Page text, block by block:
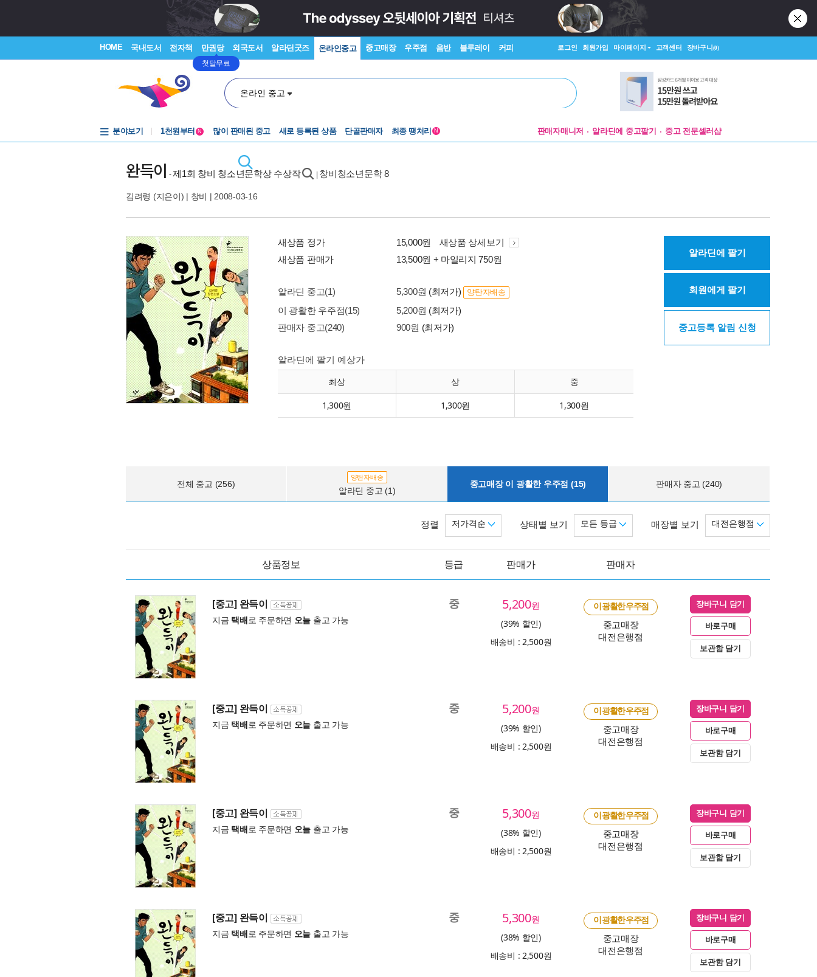
HOME 국내도서 전자책 만권당
첫달무료
외국도서 알라딘굿즈 온라인중고 중고매장 우주점 음반 블루레이 커피 로그인 회원가입 마이페이지 고객센터 장바구니(0)
온라인 중고
분야보기
1천원부터
N 많이 판매된 중고 새로 등록된 상품 단골판매자 최종 땡처리 N 판매자매니저 알라딘에 중고팔기 중고 전문셀러샵
완득이 -제1회 창비 청소년문학상 수상작 창비청소년문학 8
김려령 (지은이) | 창비 | 2008-03-16
새상품 정가 15,000원
새상품 상세보기
새상품 판매가
13,500원 + 마일리지 750원
알라딘 중고(1) 5,300원 (최저가) 양탄자배송
이 광활한 우주점(15) 5,200원 (최저가)
판매자 중고(240)
900원 (최저가)
알라딘에 팔기 예상가
최상 상 중
1,300원 1,300원 1,300원
알라딘에 팔기
회원에게 팔기
중고등록 알림 신청
전체 중고 (256)
양탄자배송
알라딘 중고 (1)
중고매장 이 광활한 우주점 (15) 판매자 중고 (240)
매장별 보기 대전은행점
상태별 보기 모든 등급
정렬 저가격순
상품정보 등급 판매가 판매자
[중고] 완득이
지금 택배로 주문하면 오늘 출고 가능
중 5,200원
(39% 할인)
배송비 : 2,500원
이 광활한 우주점
중고매장
대전은행점
장바구니 담기
바로구매
보관함 담기
[중고] 완득이
지금 택배로 주문하면 오늘 출고 가능
중 5,200원
(39% 할인)
배송비 : 2,500원
이 광활한 우주점
중고매장
대전은행점
장바구니 담기
바로구매
보관함 담기
[중고] 완득이
지금 택배로 주문하면 오늘 출고 가능
중 5,300원
(38% 할인)
배송비 : 2,500원
이 광활한 우주점
중고매장
대전은행점
장바구니 담기
바로구매
보관함 담기
[중고] 완득이
지금 택배로 주문하면 오늘 출고 가능
중 5,300원
(38% 할인)
배송비 : 2,500원
이 광활한 우주점
중고매장
대전은행점
장바구니 담기
바로구매
보관함 담기